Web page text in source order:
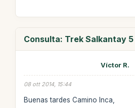
Consulta: Trek Salkantay
Víctor R.
08 ott 2014, 15:44
Buenas tardes Camino Inca,